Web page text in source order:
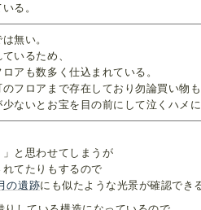
る。
無い。
いるため、
アも数多く仕込まれている。
フロアまで存在しており勿論買い物も
ないとお宝を目の前にして泣くハメ
と思わせてしまうが
てたりもするので
の遺跡にも似たような光景が確認でき